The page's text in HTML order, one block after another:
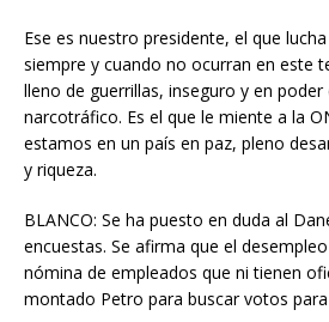
Ese es nuestro presidente, el que
siempre y cuando no ocurran en este
lleno de guerrillas, inseguro y en poder
narcotráfico. Es el que le miente a la
estamos en un país en paz, pleno
y riqueza.
BLANCO: Se ha puesto en duda al
encuestas. Se afirma que el
nómina de empleados que ni tienen
montado Petro para buscar votos para